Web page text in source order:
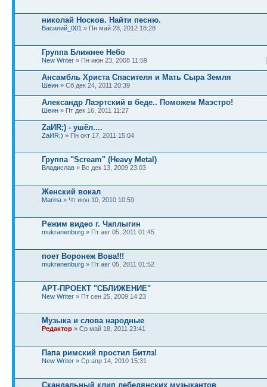
николай Носков. Найти песню.
Василий_001 » Пн май 28, 2012 18:28
Группа Ближнее Небо
New Writer » Пн июн 23, 2008 11:59
Ансамбль Христа Спасителя и Мать Cыра Земля
Шеин » Сб дек 24, 2011 20:39
Александр Лаэртский в беде.. Поможем Маэстро!
Шеин » Пт дек 16, 2011 11:27
ZaИR;) - ушёл....
ZaИR;) » Пн окт 17, 2011 15:04
Группа "Scream" (Heavy Metal)
Владислав » Вс дек 13, 2009 23:03
Женский вокал
Marina » Чт июн 10, 2010 10:59
Режим видео г. Чаплыгин
mukranenburg » Пт авг 05, 2011 01:45
поет Воронеж Вова!!!
mukranenburg » Пт авг 05, 2011 01:52
АРТ-ПРОЕКТ "СБЛИЖЕНИЕ"
New Writer » Пт сен 25, 2009 14:23
Музыка и слова народные
Редактор » Ср май 18, 2011 23:41
Папа римский простил Битлз!
New Writer » Ср апр 14, 2010 15:31
Скандальный клип лебедянских музыкантов